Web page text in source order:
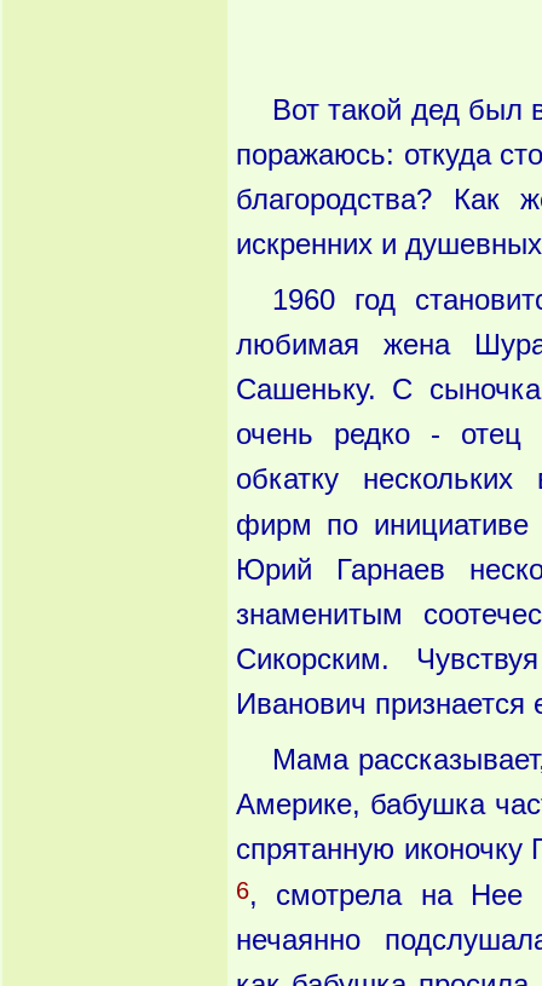
Вот такой дед был
поражаюсь: откуда
благородства? Как
искренних и
1960 год
любимая жена
Сашеньку. С
очень редко - отец
обкатку
фирм по
Юрий Гарнаев
знаменитым
Сикорским.
Иванович признается
Мама
Америке, бабушка
спрятанную иконочку
6, смотрела на Нее
нечаянно